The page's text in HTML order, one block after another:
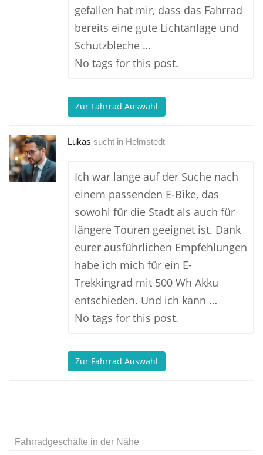
gefallen hat mir, dass das Fahrrad
bereits eine gute Lichtanlage und
Schutzbleche …
No tags for this post.
Zur Fahrrad Auswahl
Lukas sucht in Helmstedt
Ich war lange auf der Suche nach
einem passenden E-Bike, das
sowohl für die Stadt als auch für
längere Touren geeignet ist. Dank
eurer ausführlichen Empfehlungen
habe ich mich für ein E-
Trekkingrad mit 500 Wh Akku
entschieden. Und ich kann …
No tags for this post.
Zur Fahrrad Auswahl
Fahrradgeschäfte in der Nähe